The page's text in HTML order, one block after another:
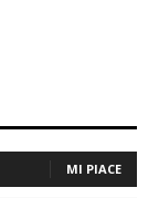
MI PIACE